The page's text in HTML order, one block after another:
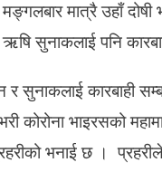
मात्रै उहाँ दोषी
सुनाकलाई पनि
सुनाकलाई कारबाही
कोरोना भाइरसको
भनाई छ । प्रहरीले